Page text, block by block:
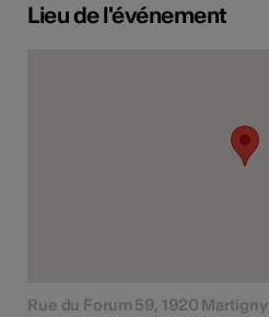
Lieu de l'événement
Rue du Forum 59, 1920 Martigny